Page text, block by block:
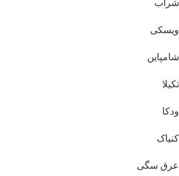
شراب
ویسکی
شامپاین
تکیلا
ودکا
کنیاک
عرق سگی